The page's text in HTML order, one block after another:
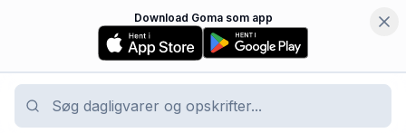
Download Goma som app